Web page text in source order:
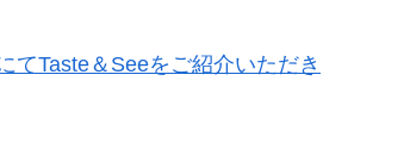
てTaste＆Seeをご紹介いただき